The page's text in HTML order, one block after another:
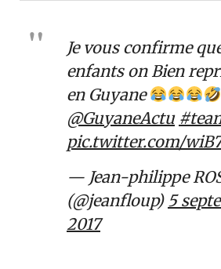
Je vous confirme
enfants on Bien
en Guyane
@GuyaneActu
pic.twitter.com/
— Jean-philippe
(@jeanfloup) 5
2017